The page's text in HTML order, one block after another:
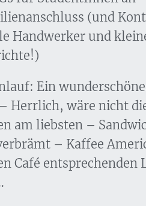
(und
Handwerker und
Ein
Herrlich, wäre nicht
am liebsten –
– Kaffee
Café